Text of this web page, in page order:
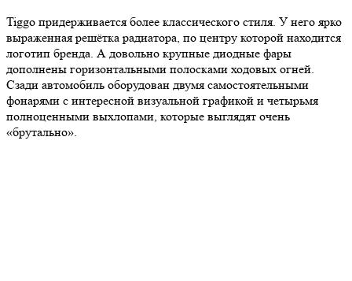
Tiggo придерживается более классического стиля. У него ярко
выраженная решётка радиатора, по центру которой находится
логотип бренда. А довольно крупные диодные фары
дополнены горизонтальными полосками ходовых огней.
Сзади автомобиль оборудован двумя самостоятельными
фонарями с интересной визуальной графикой и четырьмя
полноценными выхлопами, которые выглядят очень
«брутально».